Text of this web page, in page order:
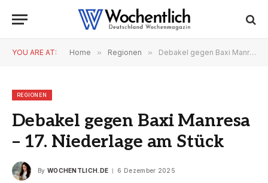
YOU ARE AT: Home » Regionen » Debakel gegen Baxi Manresa – 17. Niederlage am Stück
REGIONEN
Debakel gegen Baxi Manresa
– 17. Niederlage am Stück
By WOCHENTLICH.DE 6 Dezember 2025